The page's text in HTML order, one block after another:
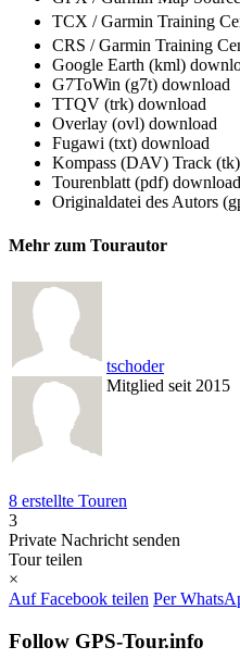
TCX / Garmin Training
CRS / Garmin Training
Google Earth (kml)
G7ToWin (g7t) download
TTQV (trk) download
Overlay (ovl) download
Fugawi (txt) download
Kompass (DAV) Track (tk)
Tourenblatt (pdf) download
Originaldatei des Autors
Mehr zum Tourautor
tschoder
Mitglied seit 2015
8 erstellte Touren
3
Private Nachricht senden
Tour teilen
×
Auf Facebook teilen Per
Follow GPS-Tour.info